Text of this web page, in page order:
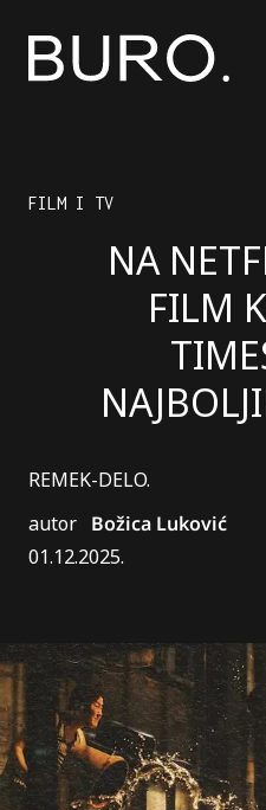
FILM I TV
NA
FILM
REMEK-DELO.
autor Božica Luković
01.12.2025.